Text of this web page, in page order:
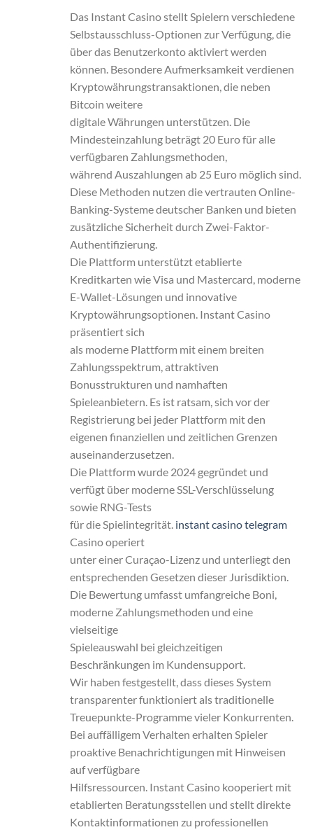
Das Instant Casino stellt Spielern verschiedene
Selbstausschluss-Optionen zur Verfügung, die
über das Benutzerkonto aktiviert werden
können. Besondere Aufmerksamkeit verdienen
Kryptowährungstransaktionen, die neben
Bitcoin weitere
digitale Währungen unterstützen. Die
Mindesteinzahlung beträgt 20 Euro für alle
verfügbaren Zahlungsmethoden,
während Auszahlungen ab 25 Euro möglich sind.
Diese Methoden nutzen die vertrauten Online-
Banking-Systeme deutscher Banken und bieten
zusätzliche Sicherheit durch Zwei-Faktor-
Authentifizierung.
Die Plattform unterstützt etablierte
Kreditkarten wie Visa und Mastercard, moderne
E-Wallet-Lösungen und innovative
Kryptowährungsoptionen. Instant Casino
präsentiert sich
als moderne Plattform mit einem breiten
Zahlungsspektrum, attraktiven
Bonusstrukturen und namhaften
Spieleanbietern. Es ist ratsam, sich vor der
Registrierung bei jeder Plattform mit den
eigenen finanziellen und zeitlichen Grenzen
auseinanderzusetzen.
Die Plattform wurde 2024 gegründet und
verfügt über moderne SSL-Verschlüsselung
sowie RNG-Tests
für die Spielintegrität. instant casino telegram
Casino operiert
unter einer Curaçao-Lizenz und unterliegt den
entsprechenden Gesetzen dieser Jurisdiktion.
Die Bewertung umfasst umfangreiche Boni,
moderne Zahlungsmethoden und eine
vielseitige
Spieleauswahl bei gleichzeitigen
Beschränkungen im Kundensupport.
Wir haben festgestellt, dass dieses System
transparenter funktioniert als traditionelle
Treuepunkte-Programme vieler Konkurrenten.
Bei auffälligem Verhalten erhalten Spieler
proaktive Benachrichtigungen mit Hinweisen
auf verfügbare
Hilfsressourcen. Instant Casino kooperiert mit
etablierten Beratungsstellen und stellt direkte
Kontaktinformationen zu professionellen